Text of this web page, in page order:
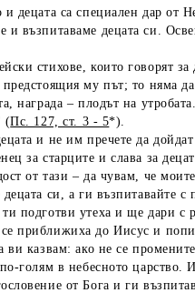
и децата са специален дар
и възпитаваме децата си.
стихове, които говорят за
му път; то няма
награда – плодът на
(Пс. 127, ст. 3 - 5*).
и не им пречете да
за старците и слава за
от тази – да чувам, че
си, а ги възпитавайте
подготви утеха и ще дари с
приближиха до Иисус и
ви казвам: ако не се
голям в небесното
от Бога и ги